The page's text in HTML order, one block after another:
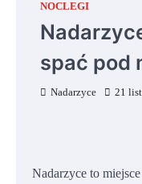
NOCLEGI
spać pod
Nadarzyce 21
Nadarzyce to